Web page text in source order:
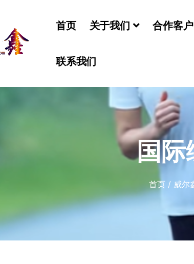
首页 关于我们 合作客
联系我们
国际
首页 / 威尔